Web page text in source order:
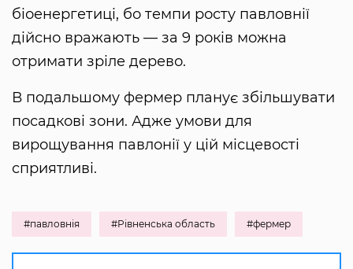
біоенергетиці, бо темпи росту павловнії
дійсно вражають — за 9 років можна
отримати зріле дерево.
В подальшому фермер планує збільшувати
посадкові зони. Адже умови для
вирощування павлонії у цій місцевості
сприятливі.
#павловнія #Рівненська область #фермер